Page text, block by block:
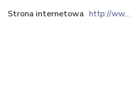
Strona internetowa
http://www.pomtyczyn.pl